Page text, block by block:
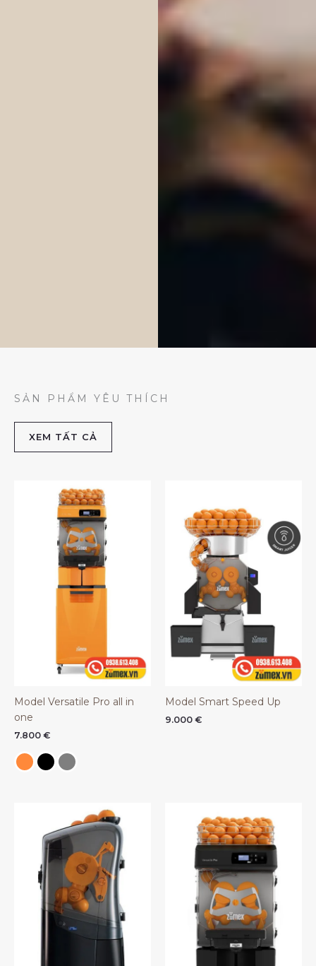
SẢN PHẨM YÊU THÍCH
XEM TẤT CẢ
Model Versatile Pro all in
one
7.800 €
Model Smart Speed Up
9.000 €